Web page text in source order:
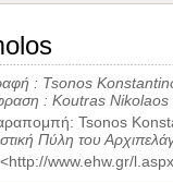
: Tsonos
: Koutras Nikolaos
: Tsonos
Πύλη του
http://www.ehw.gr/